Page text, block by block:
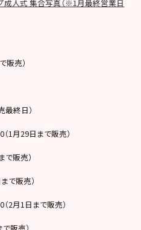
成人式 集合写真（※1月最終営業日
販売）
最終日）
（1月29日まで販売）
で販売）
で販売）
（2月1日まで販売）
販売）